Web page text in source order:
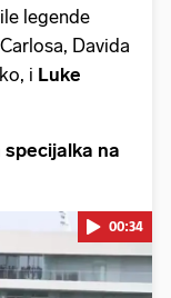
legende
Davida
i Luke
specijalka na
00:34